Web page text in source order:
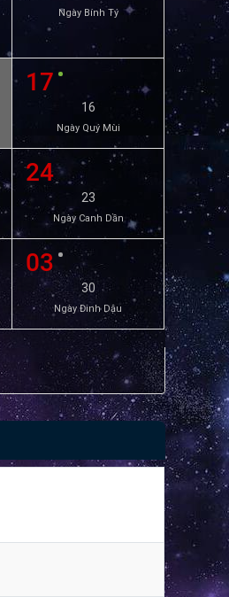
Ngày Bính Tý
17
16
Ngày Quý Mùi
24
23
Ngày Canh Dần
03
30
Ngày Đinh Dậu